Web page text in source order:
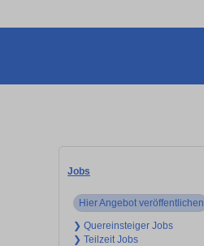
Jobs
Hier Angebot veröffentlichen
❯ Quereinsteiger Jobs
❯ Teilzeit Jobs